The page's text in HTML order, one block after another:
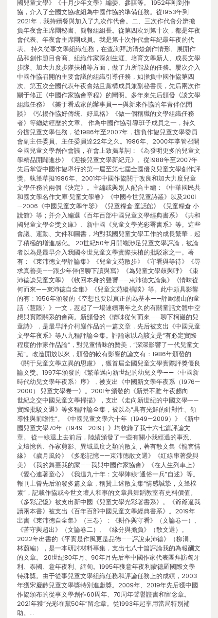
國兒童文學》《十月少年文學》編委、參謀等。 1952年剛到作
協，介入了全國文協改組為中國作協的準備任務。從1953年到
2021年，我持續餐與加入了九次作代會。二、三次作代會分辨擔
負年夜會主席團秘書、簡報組組長。從第四次到第十次，都是年夜
會代表、年夜會主席團成員。我是第十次作代會年紀最年夜的代
表。 持久從事文學組織任務，在查詢拜訪清楚創作情形、展開作
品和創作題目會商、組織作家深刻生涯、培育文學新人、成長文學
步隊、加大力度步隊扶植等方面，做了力所能及的任務。屢次介入
中國作協召開的主要會議的組織引導任務，如擔負中國作協第四
次、第五次全國代表年夜會姑且黨構成員兼副秘書長，先后兩次作
關于修正《中國作家協會章程》的闡明。多年來先后頒發《談文學
組織任務》《樂于看成家的辦事員——與新來作協的年青伴侶閒
談》《弘揚作協好傳統、好風格》《做一個稱職的文學組織任務
者》等總結經歷的文章。 作為中國作協引導班子成員之一，持久
分擔兒童文學任務，從1986年至2007年，擔負作協兒童文學委員
會副主任委員、主任委員達22年之久。1986年、2000年掌管召開
全國兒童文學創作會議，在會上致揭幕詞：《為發明更多的兒童文
學精品開闢進步》《迎接兒童文學新紀元》。從1988年至2007年
先后掌管中國作協舉行的第一屆至第七屆全國優良兒童文學創作評
獎。執筆草擬1986年、2001年中國作協關于改良和加大力度兒童
文學任務的兩個《決定》。主編或與別人配合主編：《中華國民共
和國文學名作文庫·兒童文學卷》《中國今世兒童詩叢》以及2001
—2006《中國兒童文學年鑒》《兒童糧倉·童話館》《兒童糧倉·小
說館》等；并介入編選《百年百部中國兒童文學經典書系》《共和
國兒童文學金獎文庫》、新中國《兒童文學光彩署書系》等。這些
會議、運動、文件和圖書，均對我國兒童文學工作的成長繁華，起
了積極的增進感化。 20世紀50年月開端涉足兒童文學評論，被論
者以為是最早介入我國今世兒童文學實際扶植的批駁家之一。著
有：《束沛德文學評論集》《兒童文苑散步》《守看與等待》《尋
求真善美——跟少年伴侶聊下讀與寫》《為兒童文學鼓與呼》《束
沛德談兒童文學》《收回本身的聲響——束沛德文論集》《情味從
何而來——束沛德自全集》《兒童文苑縱橫談》等。此中頗具影響
的有：1956年頒發的《空想也要以真正的為基本——評歐陽山的童
話〈慧眼〉》一文，惹起了一場連續兩年之久的有關童話文體中空
想與實際關系的會商。新頒發的《情味從何而來——聊下柯巖的兒
童詩》，是最早評介柯巖作品的一篇文章，先后被支出《中國兒童
文學年夜系》等八九種評論全集。評論家以為該文是“有必定實際
程度的作家作品論”，對兒童情味的贊美，“深深影響了一代兒童文
苑”。改造開放以來，頒發的較有影響的論文有：1986年頒發的
《關于兒童文學立異的思慮》，獲首屆全國兒童文學實際評獎優良
論文獎。1997年頒發的《繁華邁向新世紀的幼兒文學——〈中國新
時代幼兒文學年夜系〉序》，被支出《中國新文學年夜系（1976—
2000）·兒童文學卷一》。2001年頒發的《新景不雅 年夜趨向——
世紀之交中國兒童文學掃描》，支出《走向新世紀的中國文學——
實際批駁文選》等多種評論全集，被以為“具有光鮮的針對性、領
導性與前瞻性”。《中國兒童文學六十年（1949—2009）》《新中
國兒童文學70年（1949—2019）》均收錄了我十六七篇評論文
章。 從一線退上去前后，陸續頒發了一些有關小我經過的事況、
文壇憶舊、作家剪影、異域風度之類的散文，著有散文集《龍套情
緣》《歲月風鈴》《多彩記憶——束沛德散文選》《紅線串著愛與
美》《我的舞臺我的家——我與中國作家協會》《在人生列車上》
《愛心連著童心》《我這九十年：文學陣線“通俗一兵”自述》等。
報刊上曾先后頒發多篇文章，稱贊上述散文集“情感誠摯，文筆樸
素”，記載作協或今世文壇人和事的文章具舞蹈教室有史料價值。
《多彩記憶》被支出新中國《兒童文學光彩署書系》。《爺爺逼我
讀兩本書》被支出《百年百部中國兒童文學經典書系》。2019年
出書《束沛德自全集》（三卷）：《耕作與守看》（文論卷一）、
《苦守與超出》（文論卷二）、《緣分與擔負》（散文選）。
2022年出書的《平實是作風更是品德——評說束沛德》（柳涓、
林蔚編），是一本研討材料專集，支出七八十篇評論我的為報酬文
的文章。 20世紀80年月、90年月先后率中國作家代表團拜訪匈牙
利、泰國、意年夜利、緬甸。1995年獲意年夜利蒙德羅國際文學
特殊獎。由于從事兒童文學組織任務和評論任務上的成績，2003
年獲宋慶齡兒童文學獎特別進獻獎。2009年、2019年先后獲中國
作協頒布的從事文學創作60周年、70周年聲譽證書和留念章。
2021年獲“光彩在黨50年”留念章。從1993年起享用當局特別補
助。…